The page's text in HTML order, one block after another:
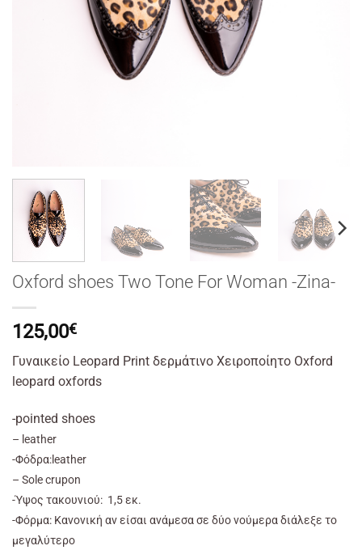
Oxford shoes Two Tone For Woman -Zina-
125,00€
Γυναικείο Leopard Print δερμάτινο Χειροποίητο Oxford
leopard oxfords
-pointed shoes
– leather
-Φόδρα:leather
– Sole crupon
-Ύψος τακουνιού: 1,5 εκ.
-Φόρμα: Κανονική αν είσαι ανάμεσα σε δύο νούμερα διάλεξε το
μεγαλύτερο